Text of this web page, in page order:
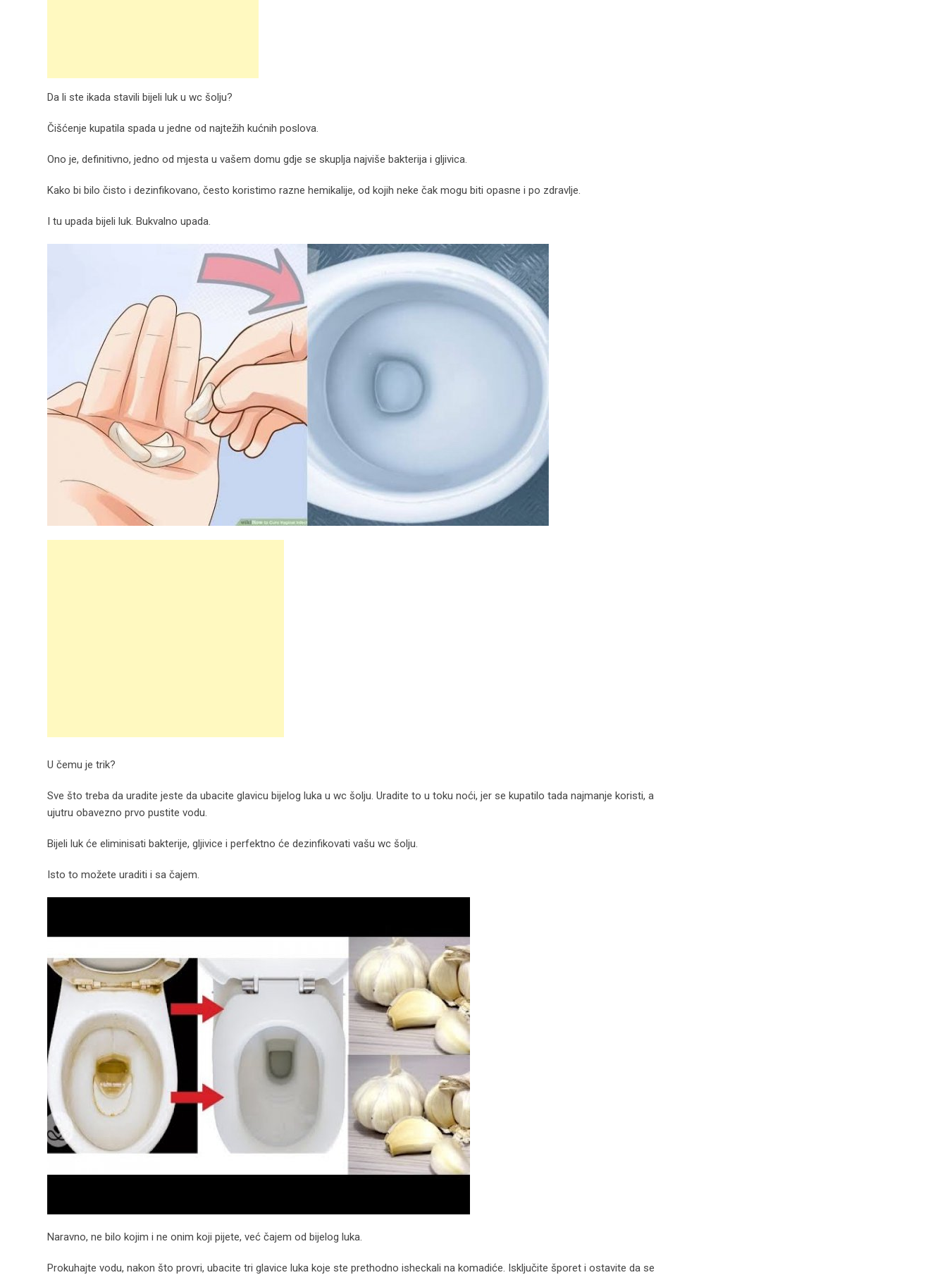
Da li ste ikada stavili bijeli luk u wc šolju?
Čišćenje kupatila spada u jedne od najtežih kućnih poslova.
Ono je, definitivno, jedno od mjesta u vašem domu gdje se skuplja najviše bakterija i gljivica.
Kako bi bilo čisto i dezinfikovano, često koristimo razne hemikalije, od kojih neke čak mogu biti opasne i po zdravlje.
I tu upada bijeli luk. Bukvalno upada.
U čemu je trik?
Sve što treba da uradite jeste da ubacite glavicu bijelog luka u wc šolju. Uradite to u toku noći, jer se kupatilo tada najmanje koristi, a
ujutru obavezno prvo pustite vodu.
Bijeli luk će eliminisati bakterije, gljivice i perfektno će dezinfikovati vašu wc šolju.
Isto to možete uraditi i sa čajem.
Naravno, ne bilo kojim i ne onim koji pijete, već čajem od bijelog luka.
Prokuhajte vodu, nakon što provri, ubacite tri glavice luka koje ste prethodno isheckali na komadiće. Isključite šporet i ostavite da se